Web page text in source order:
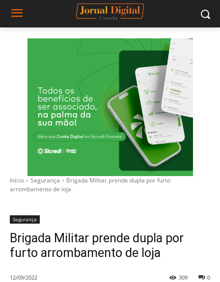
Início Segurança
Brigada Militar prende dupla por furto
arrombamento de loja
Segurança
Brigada Militar prende dupla por
furto arrombamento de loja
12/09/2022 0
309